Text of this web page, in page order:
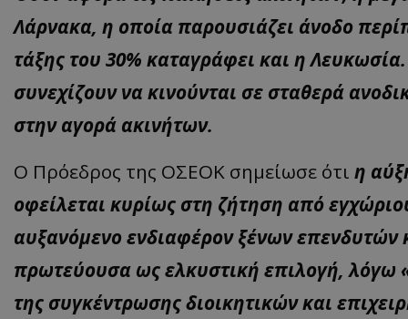
Λάρνακα, η οποία παρουσιάζει άνοδο
τάξης του 30% καταγράφει και η
συνεχίζουν να κινούνται σε σταθερά
στην αγορά ακινήτων.
Ο Πρόεδρος της ΟΣΕΟΚ σημείωσε ότι η
οφείλεται κυρίως στη ζήτηση από
αυξανόμενο ενδιαφέρον ξένων επενδυτών
πρωτεύουσα ως ελκυστική επιλογή, λόγω
της συγκέντρωσης διοικητικών και__cf_bm